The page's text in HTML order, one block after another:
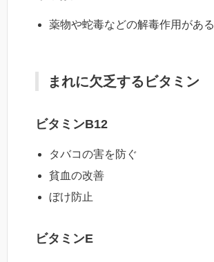
薬物や蛇毒などの解毒作用がある
まれに欠乏するビタミン
ビタミンB12
タバコの害を防ぐ
貧血の改善
ぼけ防止
ビタミンE